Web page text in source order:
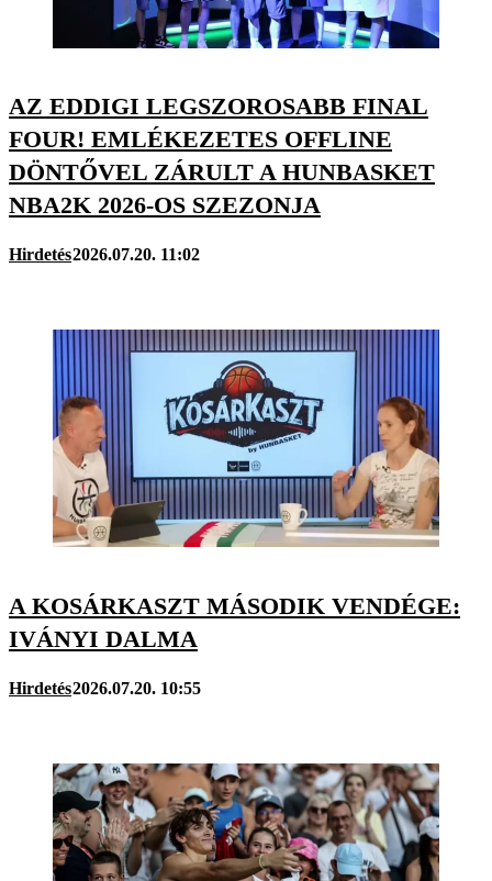
AZ EDDIGI LEGSZOROSABB FINAL
FOUR! EMLÉKEZETES OFFLINE
DÖNTŐVEL ZÁRULT A HUNBASKET
NBA2K 2026-OS SZEZONJA
Hirdetés2026.07.20. 11:02
A KOSÁRKASZT MÁSODIK VENDÉGE:
IVÁNYI DALMA
Hirdetés2026.07.20. 10:55